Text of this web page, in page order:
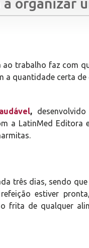
a organizar
trabalho faz com
a quantidade certa
,
a LatinMed Editora
três dias, sendo
estiver
frita de qualquer